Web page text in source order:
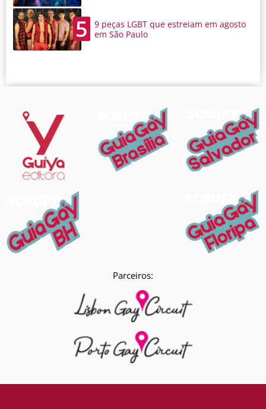
5
9 peças LGBT que estreiam em agosto
em São Paulo
Parceiros: